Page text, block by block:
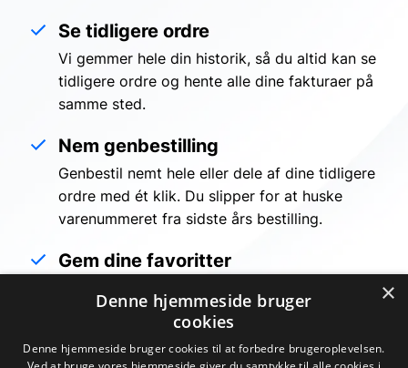
Se tidligere ordre
Vi gemmer hele din historik, så du altid kan se
tidligere ordre og hente alle dine fakturaer på
samme sted.
Nem genbestilling
Genbestil nemt hele eller dele af dine tidligere
ordre med ét klik. Du slipper for at huske
varenummeret fra sidste års bestilling.
Gem dine favoritter
navngive dem. Så har du altid et hurtigt
overblik over dine faste genkøb eller måske et
kommende projekt?
×
Denne hjemmeside bruger
cookies
Denne hjemmeside bruger cookies til at forbedre brugeroplevelsen.